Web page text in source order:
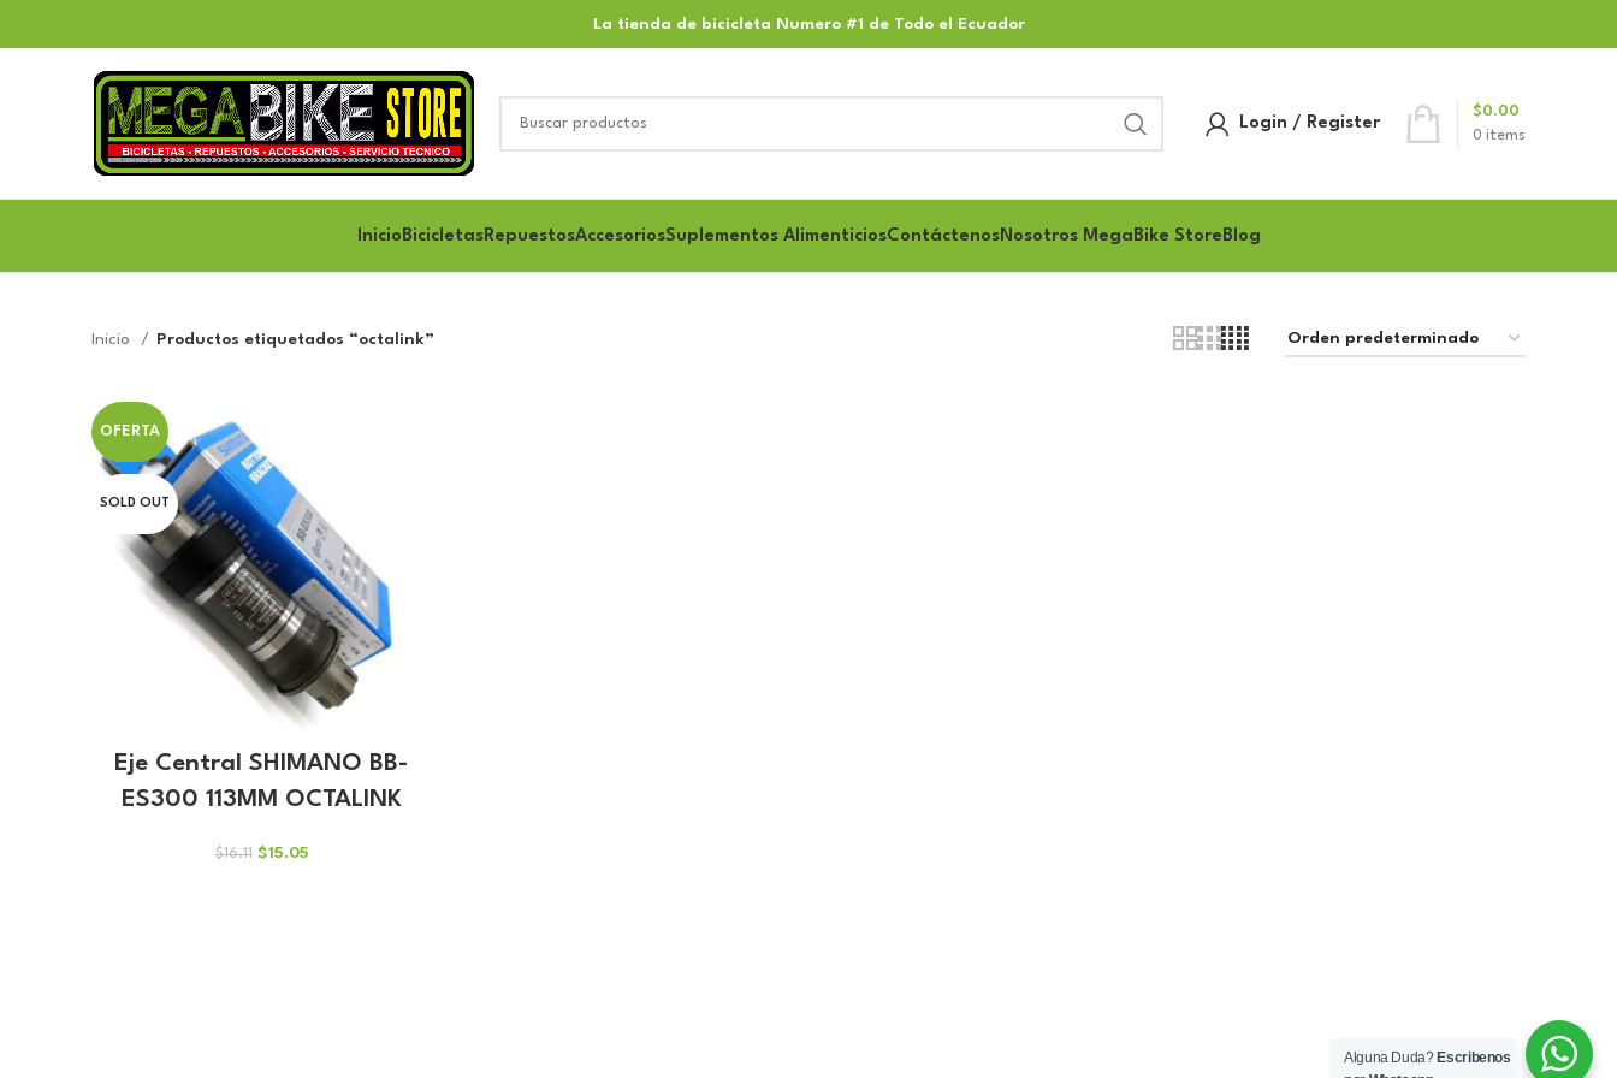
La tienda de bicicleta Numero #1 de Todo el Ecuador
Login / Register
0 items
$0.00
Inicio BicicletasRepuestosAccesoriosSuplementos AlimenticiosContáctenosNosotros MegaBike Store Blog
Inicio Productos etiquetados “octalink”
OFERTA
SOLD OUT
Eje Central SHIMANO BB-
ES300 113MM OCTALINK
$16.11 El
$15.05El
Alguna Duda? Escribenos